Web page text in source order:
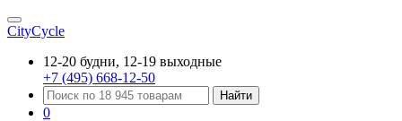
CityCycle
12-20 будни, 12-19 выходные
+7 (495) 668-12-50
Найти
0